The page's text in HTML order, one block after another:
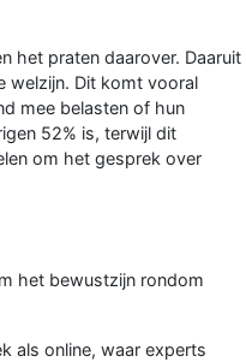
het praten daarover. Daaruit
welzijn. Dit komt vooral
mee belasten of hun
52% is, terwijl dit
om het gesprek over
het bewustzijn rondom
als online, waar experts